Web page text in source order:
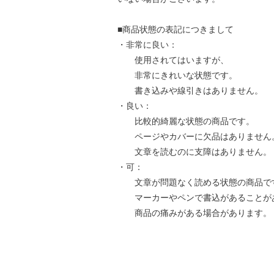
■商品状態の表記につきまして
・非常に良い：
使用されてはいますが、
非常にきれいな状態です。
書き込みや線引きはありません。
・良い：
比較的綺麗な状態の商品です。
ページやカバーに欠品はありません
文章を読むのに支障はありません。
・可：
文章が問題なく読める状態の商品で
マーカーやペンで書込があることが
商品の痛みがある場合があります。